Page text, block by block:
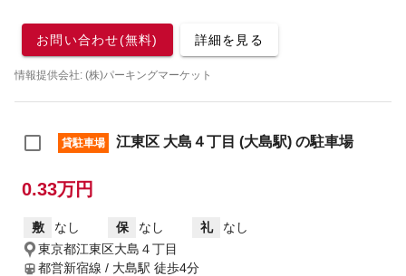
お問い合わせ(無料) 詳細を見る
情報提供会社: (株)パーキングマーケット
貸駐車場 江東区 大島４丁目 (大島駅) の駐車場
0.33万円
敷 なし 保 なし 礼
なし
東京都江東区大島４丁目
都営新宿線 / 大島駅 徒歩4分